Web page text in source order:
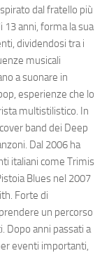
dal fratello più
13 anni, forma la sua
dividendosi tra i
musicali
a suonare in
esperienze che lo
multistilistico. In
band dei Deep
Dal 2006 ha
italiani come Trimis
Blues nel 2007
Forte di
un percorso
Dopo anni passati a
eventi importanti,